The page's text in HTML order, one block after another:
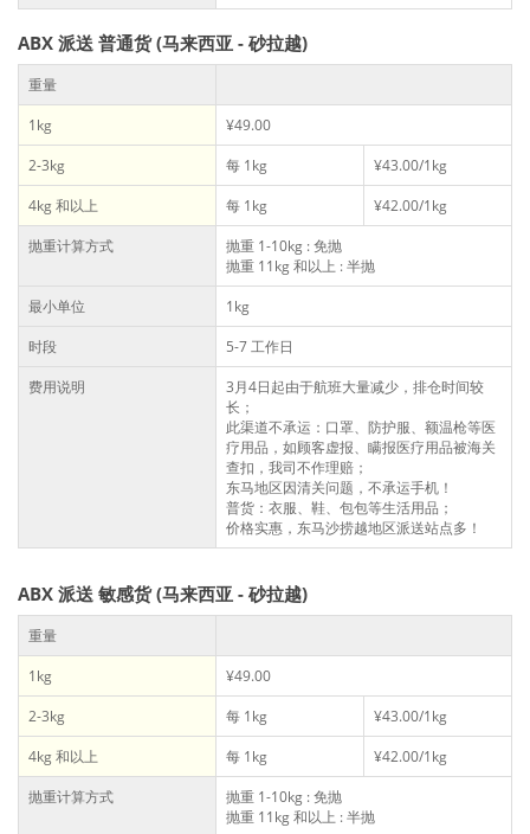
ABX 派送 普通货 (马来西亚 - 砂拉越)
重量
1kg
¥49.00
2-3kg
每 1kg
¥43.00/1kg
4kg 和以上
每 1kg
¥42.00/1kg
抛重计算方式
抛重 1-10kg : 免抛
抛重 11kg 和以上 : 半抛
最小单位
1kg
时段
5-7 工作日
费用说明
3月4日起由于航班大量减少，排仓时间较
长；
此渠道不承运：口罩、防护服、额温枪等医
疗用品，如顾客虚报、瞒报医疗用品被海关
查扣，我司不作理赔；
东马地区因清关问题，不承运手机！
普货：衣服、鞋、包包等生活用品；
价格实惠，东马沙捞越地区派送站点多！
ABX 派送 敏感货 (马来西亚 - 砂拉越)
重量
1kg
¥49.00
2-3kg
每 1kg
¥43.00/1kg
4kg 和以上
每 1kg
¥42.00/1kg
抛重计算方式
抛重 1-10kg : 免抛
抛重 11kg 和以上 : 半抛